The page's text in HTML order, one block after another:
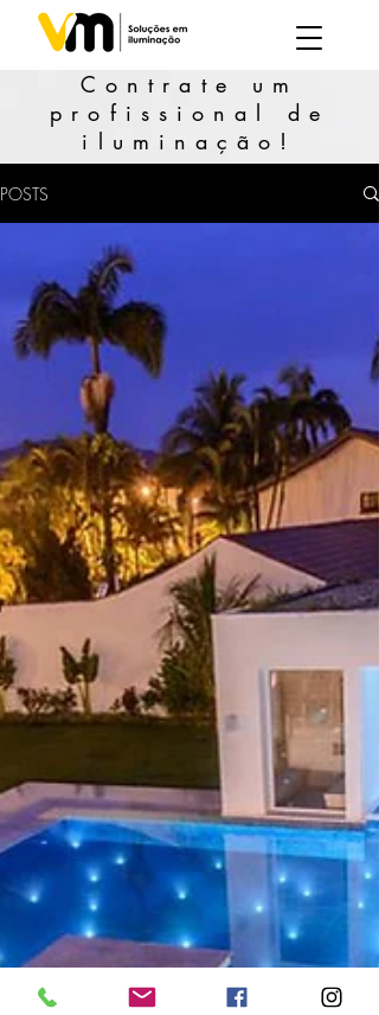
Contrate um
profissional de
iluminação!
POSTS